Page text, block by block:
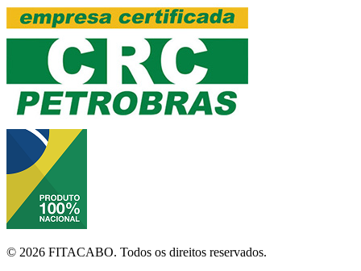
© 2026 FITACABO. Todos os direitos reservados.